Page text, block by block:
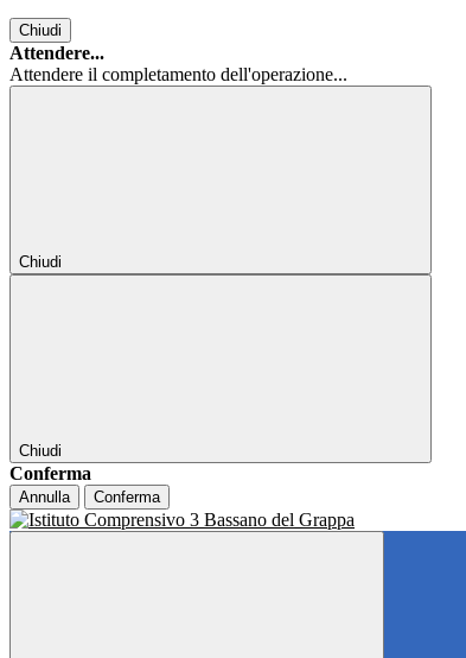
Chiudi
Attendere...
Attendere il completamento dell'operazione...
Chiudi
Chiudi
Conferma
Annulla Conferma